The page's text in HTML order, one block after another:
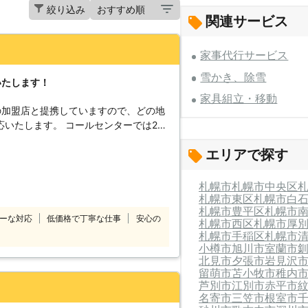
絞り込み
します！
盟店と提携していますので、どの地
ルセンターでは24
番をご利用ください。 大きくて
てできなかったという家具も、実績
で対応させていただきます。
な対応 低価格で丁寧な仕事 安心の
関連サービス
家事代行サービス
雪かき、除雪
家具組立・移動
エリアで探す
札幌市札幌市中央区
札幌市東区札幌市白
札幌市豊平区札幌市
札幌市西区札幌市厚
札幌市手稲区札幌市
小樽市旭川市室蘭市
北見市夕張市岩見沢市
留萌市苫小牧市稚内市
芦別市江別市赤平市
名寄市三笠市根室市